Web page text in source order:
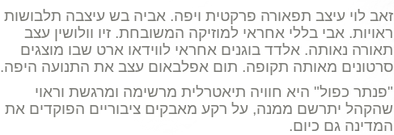
זאב לוי עיצב תפאורה פרקטית ויפה. אביה בש עיצבה תלבושות
ראויות. אבי בללי אחראי למוזיקה המשובחת. זיו וולושין עצב
תאורה נאותה. אלדד בוגנים אחראי לווידאו ארט שבו מוצגים
סרטונים מאותה תקופה. תום אפלבאום עצב את התנועה היפה.
"פנתר כפול" היא חוויה תיאטרלית מרשימה ומרגשת וראוי
שהקהל יתרשם ממנה, על רקע מאבקים ציבוריים הפוקדים את
המדינה גם כיום.